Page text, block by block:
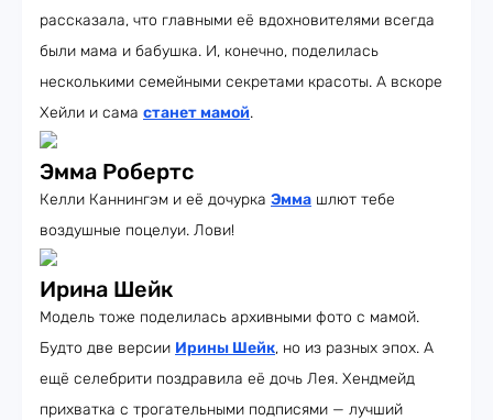
рассказала, что главными её вдохновителями всегда
были мама и бабушка. И, конечно, поделилась
несколькими семейными секретами красоты. А вскоре
Хейли и сама станет мамой.
Эмма Робертс
Келли Каннингэм и её дочурка Эмма шлют тебе
воздушные поцелуи. Лови!
Ирина Шейк
Модель тоже поделилась архивными фото с мамой.
Будто две версии Ирины Шейк, но из разных эпох. А
ещё селебрити поздравила её дочь Лея. Хендмейд
прихватка с трогательными подписями — лучший